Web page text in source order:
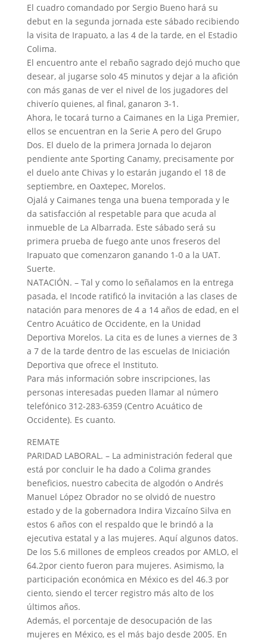
El cuadro comandado por Sergio Bueno hará su
debut en la segunda jornada este sábado recibiendo
la visita de Irapuato, a las 4 de la tarde, en el Estadio
Colima.
El encuentro ante el rebaño sagrado dejó mucho que
desear, al jugarse solo 45 minutos y dejar a la afición
con más ganas de ver el nivel de los jugadores del
chiverío quienes, al final, ganaron 3-1.
Ahora, le tocará turno a Caimanes en la Liga Premier,
ellos se encuentran en la Serie A pero del Grupo
Dos. El duelo de la primera Jornada lo dejaron
pendiente ante Sporting Canamy, precisamente por
el duelo ante Chivas y lo estarán jugando el 18 de
septiembre, en Oaxtepec, Morelos.
Ojalá y Caimanes tenga una buena temporada y le
da satisfacción al respetable para que acuda al
inmueble de La Albarrada. Este sábado será su
primera prueba de fuego ante unos freseros del
Irapuato que comenzaron ganando 1-0 a la UAT.
Suerte.
NATACIÓN. – Tal y como lo señalamos en la entrega
pasada, el Incode ratificó la invitación a las clases de
natación para menores de 4 a 14 años de edad, en el
Centro Acuático de Occidente, en la Unidad
Deportiva Morelos. La cita es de lunes a viernes de 3
a 7 de la tarde dentro de las escuelas de Iniciación
Deportiva que ofrece el Instituto.
Para más información sobre inscripciones, las
personas interesadas pueden llamar al número
telefónico 312-283-6359 (Centro Acuático de
Occidente). Es cuanto.
REMATE
PARIDAD LABORAL. – La administración federal que
está por concluir le ha dado a Colima grandes
beneficios, nuestro cabecita de algodón o Andrés
Manuel López Obrador no se olvidó de nuestro
estado y de la gobernadora Indira Vizcaíno Silva en
estos 6 años con el respaldo que le brindó a la
ejecutiva estatal y a las mujeres. Aquí algunos datos.
De los 5.6 millones de empleos creados por AMLO, el
64.2por ciento fueron para mujeres. Asimismo, la
participación económica en México es del 46.3 por
ciento, siendo el tercer registro más alto de los
últimos años.
Además, el porcentaje de desocupación de las
mujeres en México, es el más bajo desde 2005. En